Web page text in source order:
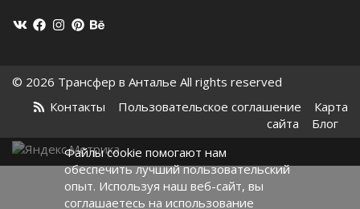
Файлы cookie помогают нам
обеспечить лучший пользовательский
опыт. Используя наш веб-сайт, вы
соглашаетесь на использование
© 2026 Трансфер в Анталье All rights reserved
Контакты
Пользовательское соглашение
Карта
сайта
Блог